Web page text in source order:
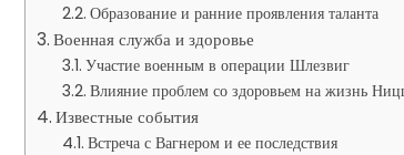
Образование и ранние проявления таланта
Военная служба и здоровье
Участие военным в операции Шлезвиг
Влияние проблем со здоровьем на жизнь
Известные события
Встреча с Вагнером и ее последствия